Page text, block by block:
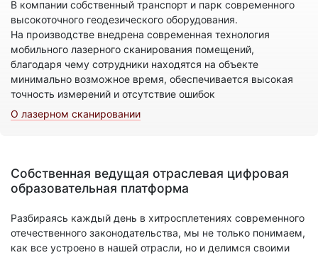
В компании собственный транспорт и парк современного
высокоточного геодезического оборудования.
На производстве внедрена современная технология
мобильного лазерного сканирования помещений,
благодаря чему сотрудники находятся на объекте
минимально возможное время, обеспечивается высокая
точность измерений и отсутствие ошибок
О лазерном сканировании
Собственная ведущая отраслевая цифровая
образовательная платформа
Разбираясь каждый день в хитросплетениях современного
отечественного законодательства, мы не только понимаем,
как все устроено в нашей отрасли, но и делимся своими